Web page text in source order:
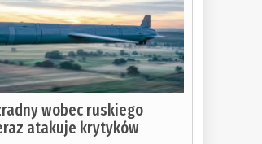
wobec ruskiego
atakuje krytyków